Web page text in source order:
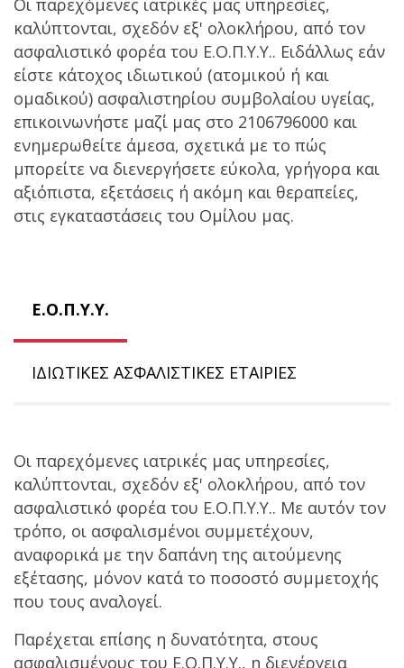
καλύπτονται, σχεδόν εξ' ολοκλήρου, από τον
ασφαλιστικό φορέα του Ε.Ο.Π.Υ.Υ.. Ειδάλλως εάν
είστε κάτοχος ιδιωτικού (ατομικού ή και
ομαδικού) ασφαλιστηρίου συμβολαίου υγείας,
επικοινωνήστε μαζί μας στο 2106796000 και
ενημερωθείτε άμεσα, σχετικά με το πώς
μπορείτε να διενεργήσετε εύκολα, γρήγορα και
αξιόπιστα, εξετάσεις ή ακόμη και θεραπείες,
στις εγκαταστάσεις του Ομίλου μας.
Ε.Ο.Π.Υ.Υ.
ΙΔΙΩΤΙΚΕΣ ΑΣΦΑΛΙΣΤΙΚΕΣ ΕΤΑΙΡΙΕΣ
Οι παρεχόμενες ιατρικές μας υπηρεσίες,
καλύπτονται, σχεδόν εξ' ολοκλήρου, από τον
ασφαλιστικό φορέα του Ε.Ο.Π.Υ.Υ.. Με αυτόν τον
τρόπο, οι ασφαλισμένοι συμμετέχουν,
αναφορικά με την δαπάνη της αιτούμενης
εξέτασης, μόνον κατά το ποσοστό συμμετοχής
που τους αναλογεί.
Παρέχεται επίσης η δυνατότητα, στους
ασφαλισμένους του Ε.Ο.Π.Υ.Υ., η διενέργεια